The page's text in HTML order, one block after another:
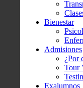
Bienestar
Admisiones
¿Por
Tour
Exalumnos